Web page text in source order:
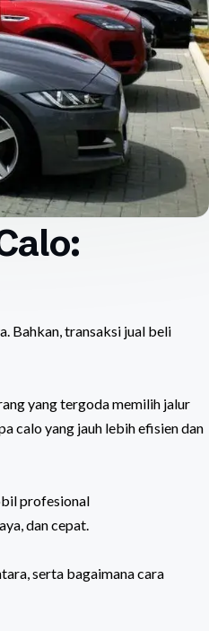
Bahkan, transaksi jual beli
yang tergoda memilih jalur
calo yang jauh lebih efisien dan
profesional
dan cepat.
serta bagaimana cara